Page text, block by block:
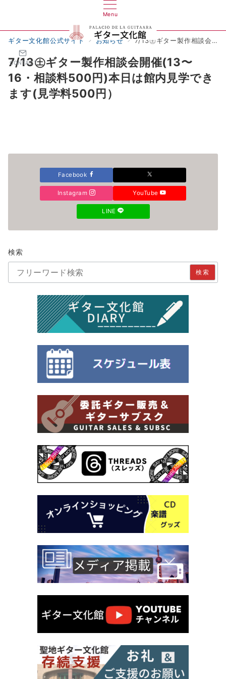
Menu
CONTACT
ギター文化館公式サイト お知らせ 7/13㊏ギター製作相談会開催(13〜16・相談料500円)本日は館内見学できます(見学料500円）
7/13㊏ギター製作相談会開催(13〜
16・相談料500円)本日は館内見学でき
ます(見学料500円）
Facebook
Instagram YouTube
LINE
検索
検索